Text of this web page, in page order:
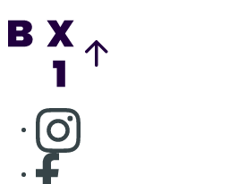
Consulter page Instagram
Consulter page Facebook